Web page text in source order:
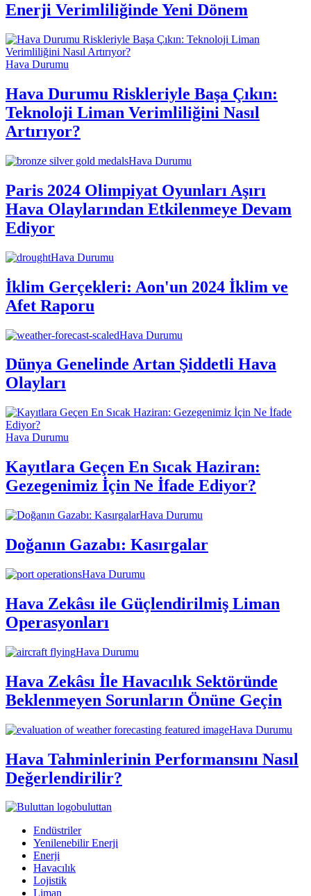
Enerji Verimliliğinde Yeni Dönem
Hava Durumu
Hava Durumu Riskleriyle Başa Çıkın:
Teknoloji Liman Verimliliğini Nasıl
Artırıyor?
Hava Durumu
Paris 2024 Olimpiyat Oyunları Aşırı
Hava Olaylarından Etkilenmeye Devam
Ediyor
Hava Durumu
İklim Gerçekleri: Aon'un 2024 İklim ve
Afet Raporu
Hava Durumu
Dünya Genelinde Artan Şiddetli Hava
Olayları
Hava Durumu
Kayıtlara Geçen En Sıcak Haziran:
Gezegenimiz İçin Ne İfade Ediyor?
Hava Durumu
Doğanın Gazabı: Kasırgalar
Hava Durumu
Hava Zekâsı ile Güçlendirilmiş Liman
Operasyonları
Hava Durumu
Hava Zekâsı İle Havacılık Sektöründe
Beklenmeyen Sorunların Önüne Geçin
Hava Durumu
Hava Tahminlerinin Performansını Nasıl
Değerlendirilir?
buluttan
Endüstriler
Yenilenebilir Enerji
Enerji
Havacılık
Lojistik
Liman